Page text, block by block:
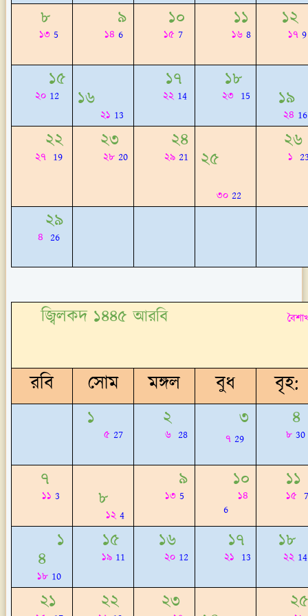
৮
১৩ 5
৯
১৪ 6
১০
১৫ 7
১১
১৬ 8
১২
১৭ 9
১৫
২০ 12 ১৬
২১ 13
১৭
২২ 14
১৮
২৩ 15 ১৯
২৪ 16
২২
২৭ 19
২৩
২৮ 20
২৪
২৯ 21 ২৫
৩০ 22
২৬
১
২৯
৪ 26
জ্বিলকদ ১৪৪৫ আরবি বৈশাখ-
রবি সোম মঙ্গল বুধ বৃহ:
১
৫ 27
২
৬ 28
৩
৭ 29
৪
৮30
৭
১১ 3 ৮
১২ 4
৯
১৩ 5
১০
১৪
6
১১
১৫ 7
১
৪
১৮ 10
১৫
১৯ 11
১৬
২০ 12
১৭
২১ 13
১৮
২২ 14
২১ ২২ ২৩ ২৫